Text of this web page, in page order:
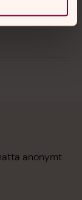
anonymt